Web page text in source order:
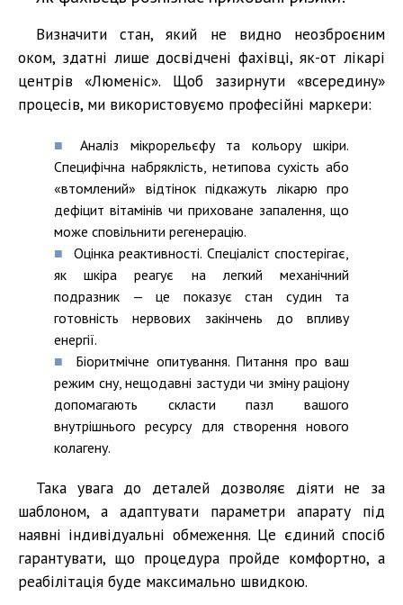
Визначити стан, який не видно неозброєним
оком, здатні лише досвідчені фахівці, як-от лікарі
центрів «Люменіс». Щоб зазирнути «всередину»
процесів, ми використовуємо професійні маркери:
Аналіз мікрорельєфу та кольору шкіри.
Специфічна набряклість, нетипова сухість або
«втомлений» відтінок підкажуть лікарю про
дефіцит вітамінів чи приховане запалення, що
може сповільнити регенерацію.
Оцінка реактивності. Спеціаліст спостерігає,
як шкіра реагує на легкий механічний
подразник — це показує стан судин та
готовність нервових закінчень до впливу
енергії.
Біоритмічне опитування. Питання про ваш
режим сну, нещодавні застуди чи зміну раціону
допомагають скласти пазл вашого
внутрішнього ресурсу для створення нового
колагену.
Така увага до деталей дозволяє діяти не за
шаблоном, а адаптувати параметри апарату під
наявні індивідуальні обмеження. Це єдиний спосіб
гарантувати, що процедура пройде комфортно, а
реабілітація буде максимально швидкою.